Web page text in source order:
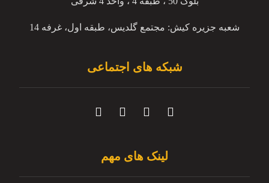
شعبه جزیره کیش: مجتمع گلدیس، طبقه اول، غرفه 14
شبکه های اجتماعی
لینک های مهم